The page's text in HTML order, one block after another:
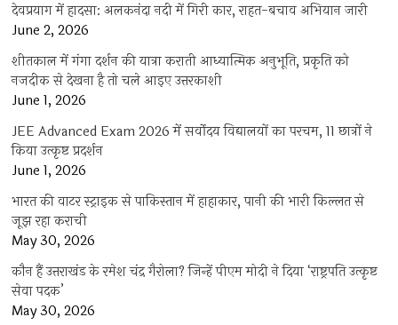
देवप्रयाग में हादसा: अलकनंदा नदी में गिरी कार, राहत-बचाव अभियान जारी
June 2, 2026
शीतकाल में गंगा दर्शन की यात्रा कराती आध्यात्मिक अनुभूति, प्रकृति को
नजदीक से देखना है तो चले आइए उत्तरकाशी
June 1, 2026
JEE Advanced Exam 2026 में सर्वोदय विद्यालयों का परचम, 11 छात्रों ने
किया उत्कृष्ट प्रदर्शन
June 1, 2026
भारत की वाटर स्ट्राइक से पाकिस्तान में हाहाकार, पानी की भारी किल्लत से
जूझ रहा कराची
May 30, 2026
कौन हैं उत्तराखंड के रमेश चंद्र गैरोला? जिन्हें पीएम मोदी ने दिया ‘राष्ट्रपति उत्कृष्ट
सेवा पदक’
May 30, 2026